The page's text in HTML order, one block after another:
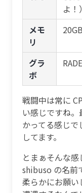
よ！）
メモ
リ
グラ
ボ
戦闘中は常に
い感じですね
かってる感じ
してます。
とまぁそんな
shibuso の名前
柔らかにお願い